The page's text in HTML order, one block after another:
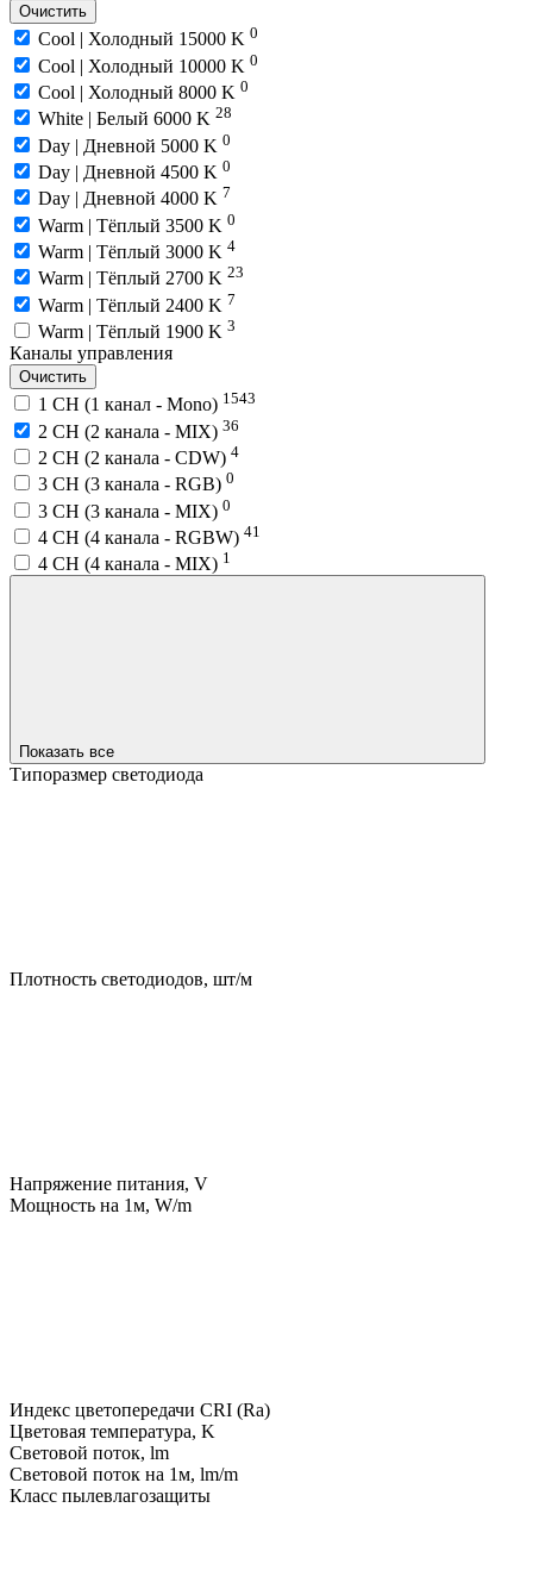
Очистить
Cool | Холодный 15000 K 0
Cool | Холодный 10000 K 0
Cool | Холодный 8000 K 0
White | Белый 6000 K 28
Day | Дневной 5000 K 0
Day | Дневной 4500 K 0
Day | Дневной 4000 K 7
Warm | Тёплый 3500 K 0
Warm | Тёплый 3000 K 4
Warm | Тёплый 2700 K 23
Warm | Тёплый 2400 K 7
Warm | Тёплый 1900 K 3
Каналы управления
Очистить
1 CH (1 канал - Mono) 1543
2 CH (2 канала - MIX) 36
2 CH (2 канала - CDW) 4
3 CH (3 канала - RGB) 0
3 CH (3 канала - MIX) 0
4 CH (4 канала - RGBW) 41
4 CH (4 канала - MIX) 1
Показать все
Типоразмер светодиода
Плотность светодиодов, шт/м
Напряжение питания, V
Мощность на 1м, W/m
Индекс цветопередачи CRI (Ra)
Цветовая температура, K
Световой поток, lm
Световой поток на 1м, lm/m
Класс пылевлагозащиты